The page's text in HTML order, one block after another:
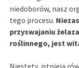
niedoborów, nasz
tego procesu.
przyswajaniu
roślinnego, jest
Niestety, istnieją